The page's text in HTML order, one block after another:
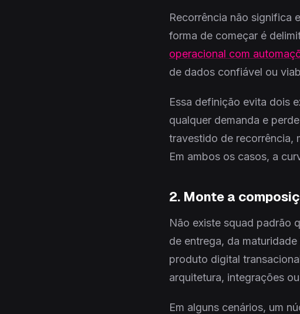
Recorrência não significa
forma de começar é
operacional com
de dados confiável ou
Essa definição evita dois
qualquer demanda e
travestido de recorrência,
Em ambos os casos, a
2. Monte a
Não existe squad padrão
de entrega, da
produto digital
arquitetura, integrações
Em alguns cenários, um